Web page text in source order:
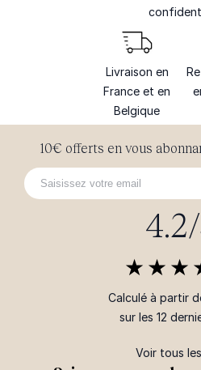
Livraison en
France et en
Belgique
10€ offerts en vous
Calculé à partir
sur les 12
Voir tous